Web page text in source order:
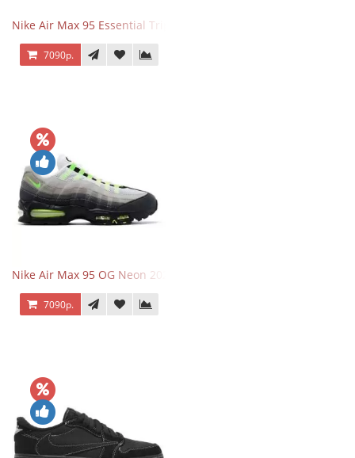
Nike Air Max 95 Essential Triple Black
7090р.
Nike Air Max 95 OG Neon 2025
7090р.